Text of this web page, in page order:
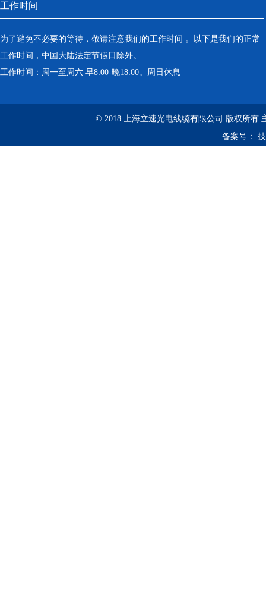
工作时间
为了避免不必要的等待，敬请注意我们的工作时间 。以下是我们的正常
工作时间，中国大陆法定节假日除外。
工作时间：周一至周六 早8:00-晚18:00。周日休息
© 2018 上海立速光电线缆有限公司 版权所有
备案号：